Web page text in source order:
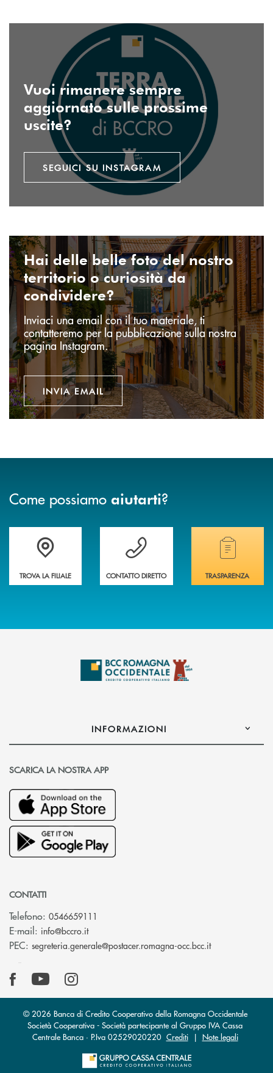
Vuoi rimanere sempre
aggiornato sulle prossime
uscite?
SEGUICI SU INSTAGRAM
Invia email
Hai delle belle foto del nostro
territorio o curiosità da
condividere?
Inviaci una email con il tuo materiale, ti
contatteremo per la pubblicazione sulla nostra
pagina Instagram.
INVIA EMAIL
Come possiamo aiutarti?
Accedi all' elenco completo delle filiali della banca.
TROVA LA FILIALE
Hai bisogno di assistenza immediata?
CONTATTO DIRETTO
Hai bisogno di
TRASPARENZA
INFORMAZIONI
SCARICA LA NOSTRA APP
CONTATTI
Telefono: 0546659111
E-mail: info@bccro.it(si apre l’app di posta elettronica)
PEC: segreteria.generale@postacer.romagna-occ.bcc.it(si apre l’app
© 2026 Banca di Credito Cooperativo della Romagna Occidentale
Società Cooperativa - Società partecipante al Gruppo IVA Cassa
Centrale Banca · P.Iva 02529020220 Crediti| Note legali